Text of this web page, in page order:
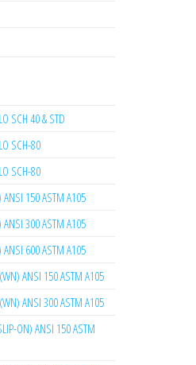
SCH 40 & STD
SCH-80
SCH-80
ANSI 150 ASTM A105
ANSI 300 ASTM A105
ANSI 600 ASTM A105
ANSI 150 ASTM A105
ANSI 300 ASTM A105
ON) ANSI 150 ASTM